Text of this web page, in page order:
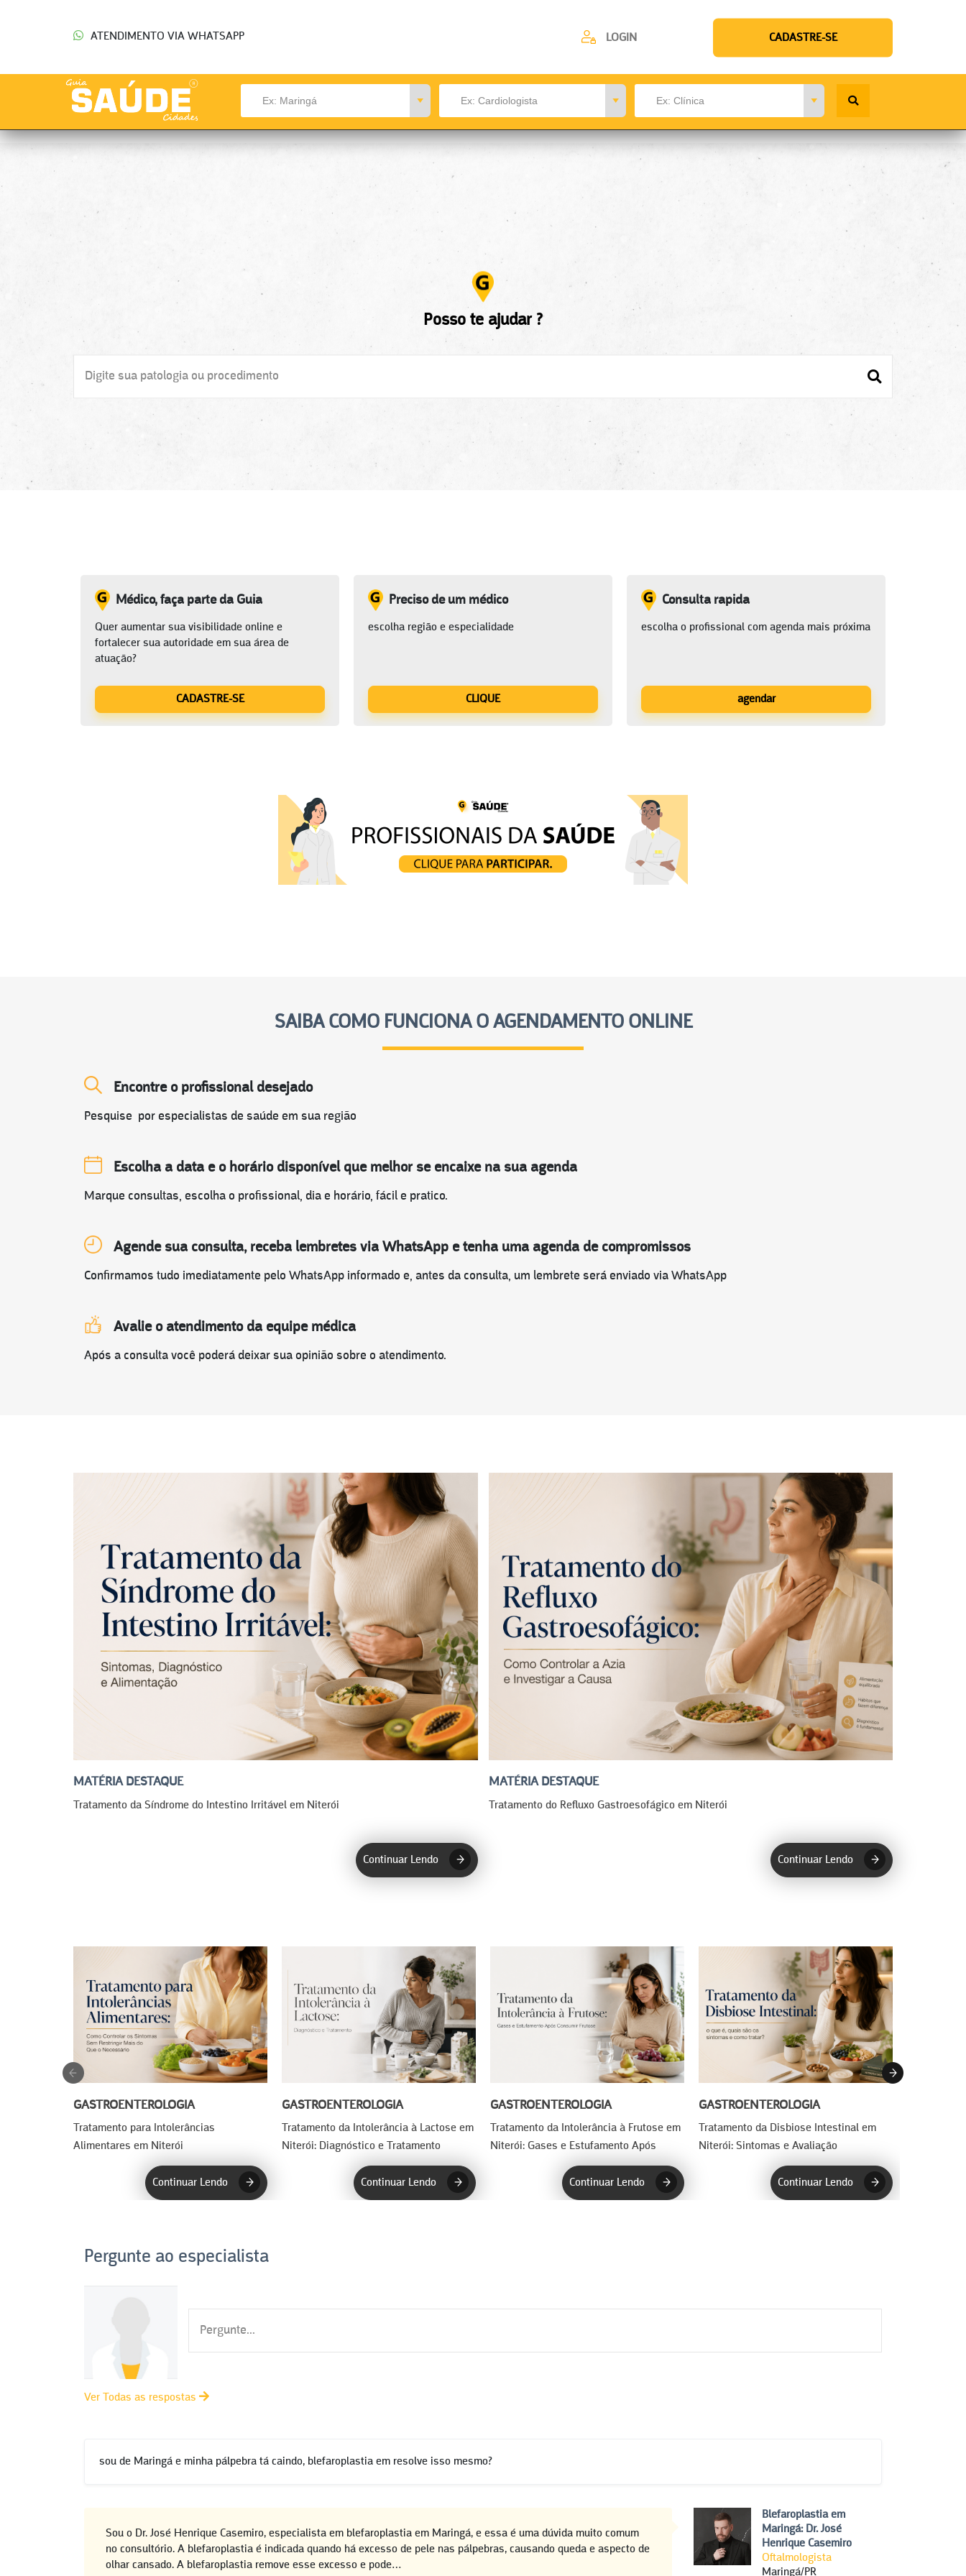
ATENDIMENTO VIA WHATSAPP LOGIN CADASTRE-SE
Posso te ajudar ?
Médico, faça parte da Guia
Quer aumentar sua visibilidade online e
fortalecer sua autoridade em sua área de
atuação?
CADASTRE-SE
Preciso de um médico
escolha região e especialidade
CLIQUE
Consulta rapida
escolha o profissional com agenda mais próxima
agendar
SAIBA COMO FUNCIONA O AGENDAMENTO ONLINE
Encontre o profissional desejado
Pesquise por especialistas de saúde em sua região
Escolha a data e o horário disponível que melhor se encaixe na sua agenda
Marque consultas, escolha o profissional, dia e horário, fácil e pratico.
Agende sua consulta, receba lembretes via WhatsApp e tenha uma agenda de compromissos
Confirmamos tudo imediatamente pelo WhatsApp informado e, antes da consulta, um lembrete será enviado via WhatsApp
Avalie o atendimento da equipe médica
Após a consulta você poderá deixar sua opinião sobre o atendimento.
MATÉRIA DESTAQUE
Tratamento da Síndrome do Intestino Irritável em Niterói
Continuar Lendo
MATÉRIA DESTAQUE
Tratamento do Refluxo Gastroesofágico em Niterói
Continuar Lendo
GASTROENTEROLOGIA
Tratamento para Intolerâncias
Alimentares em Niterói
Continuar Lendo
GASTROENTEROLOGIA
Tratamento da Intolerância à Lactose em
Niterói: Diagnóstico e Tratamento
Continuar Lendo
GASTROENTEROLOGIA
Tratamento da Intolerância à Frutose em
Niterói: Gases e Estufamento Após
Continuar Lendo
GASTROENTEROLOGIA
Tratamento da Disbiose Intestinal em
Niterói: Sintomas e Avaliação
Continuar Lendo
Pergunte ao especialista
Ver Todas as respostas
sou de Maringá e minha pálpebra tá caindo, blefaroplastia em resolve isso mesmo?
Sou o Dr. José Henrique Casemiro, especialista em blefaroplastia em Maringá, e essa é uma dúvida muito comum
no consultório. A blefaroplastia é indicada quando há excesso de pele nas pálpebras, causando queda e aspecto de
olhar cansado. A blefaroplastia remove esse excesso e pode…
Blefaroplastia em
Maringá: Dr. José
Henrique Casemiro
Oftalmologista
Maringá/PR